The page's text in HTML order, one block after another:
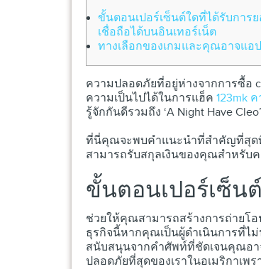
ขั้นตอนเปอร์เซ็นต์ใดที่ได้รับการ
เชื่อถือได้บนอินเทอร์เน็ต
ทางเลือกของเกมและคุณอาจแอ
ความปลอดภัยที่อยู่ห่างจากการซื้อ
ความเป็นไปได้ในการแฮ็ค 123mk
รู้จักกันดีรวมถึง ‘A Night Have
ที่นี่คุณจะพบคำแนะนำที่สำคัญที่สุดที่
สามารถรับสกุลเงินของคุณสำหรับ
ขั้นตอนเปอร์เซ็น
ช่วยให้คุณสามารถสร้างการถ่ายโ
ธุรกิจนี้หากคุณเป็นผู้ดำเนินการที่ไ
สนับสนุนจากคำศัพท์ที่ชัดเจนคุณอา
ปลอดภัยที่สุดของเราในอเมริกาเพ